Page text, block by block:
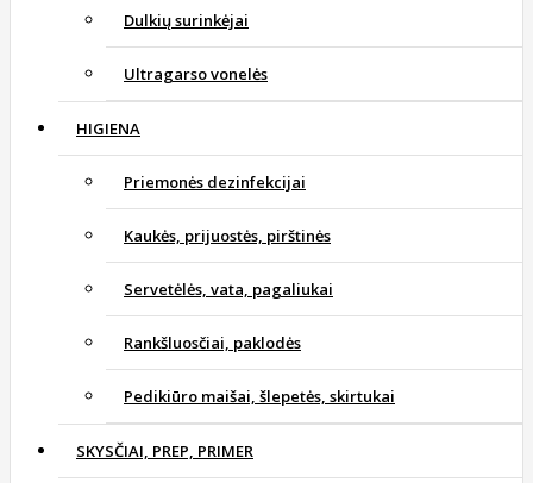
Dulkių surinkėjai
Ultragarso vonelės
HIGIENA
Priemonės dezinfekcijai
Kaukės, prijuostės, pirštinės
Servetėlės, vata, pagaliukai
Rankšluosčiai, paklodės
Pedikiūro maišai, šlepetės, skirtukai
SKYSČIAI, PREP, PRIMER